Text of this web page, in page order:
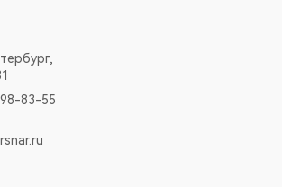
83-55